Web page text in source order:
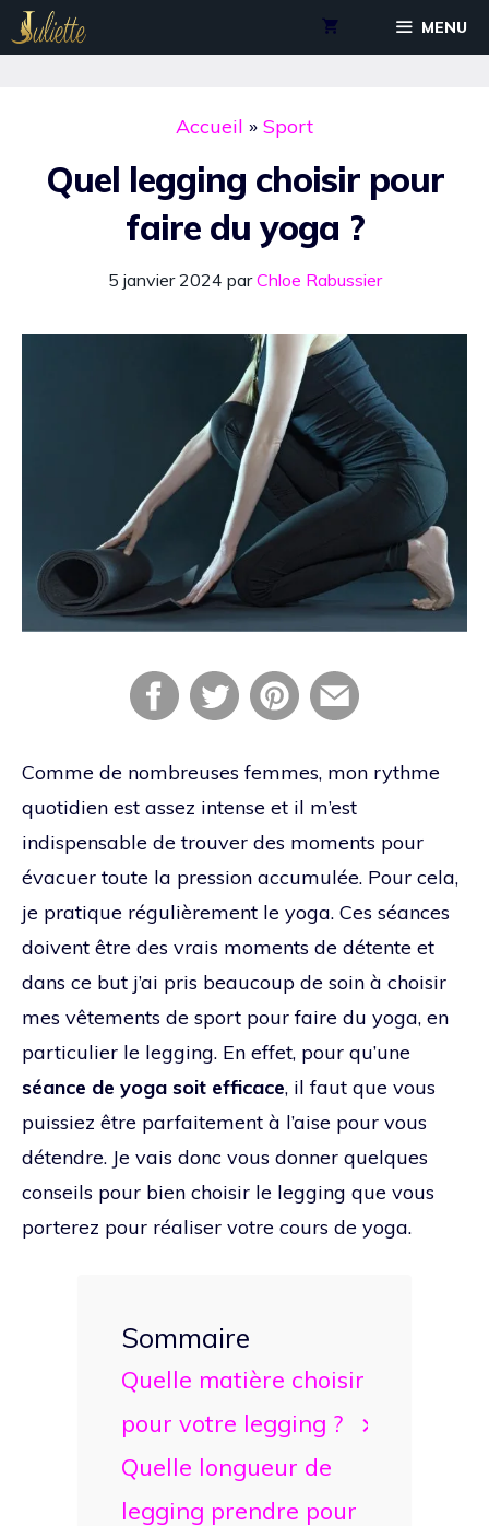
Aller
au
MENU
Accueil » Sport
Quel legging choisir pour
faire du yoga ?
5 janvier 2024 parChloe Rabussier
Comme de nombreuses femmes, mon rythme
quotidien est assez intense et il m’est
indispensable de trouver des moments pour
évacuer toute la pression accumulée. Pour cela,
je pratique régulièrement le yoga. Ces séances
doivent être des vrais moments de détente et
dans ce but j’ai pris beaucoup de soin à choisir
mes vêtements de sport pour faire du yoga, en
particulier le legging. En effet, pour qu’une
séance de yoga soit efficace, il faut que vous
puissiez être parfaitement à l’aise pour vous
détendre. Je vais donc vous donner quelques
conseils pour bien choisir le legging que vous
porterez pour réaliser votre cours de yoga.
Sommaire
Quelle matière choisir
pour votre legging ?
Quelle longueur de
legging prendre pour